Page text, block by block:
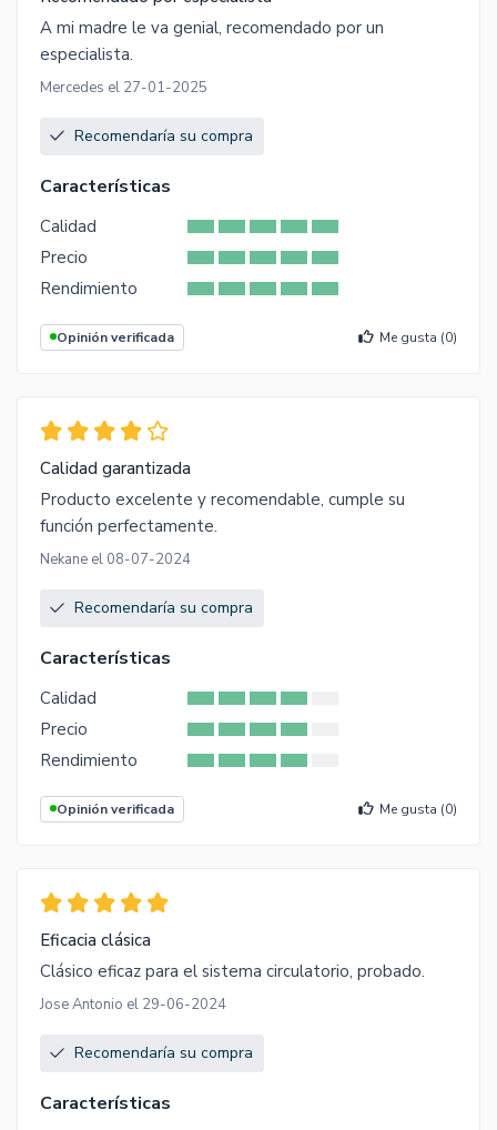
A mi madre le va genial, recomendado por un
especialista.
Mercedes el 27-01-2025
Recomendaría su compra
Características
Calidad
Precio
Rendimiento
Opinión verificada Me gusta (0)
Calidad garantizada
Producto excelente y recomendable, cumple su
función perfectamente.
Nekane el 08-07-2024
Recomendaría su compra
Características
Calidad
Precio
Rendimiento
Opinión verificada Me gusta (0)
Eficacia clásica
Clásico eficaz para el sistema circulatorio, probado.
Jose Antonio el 29-06-2024
Recomendaría su compra
Características